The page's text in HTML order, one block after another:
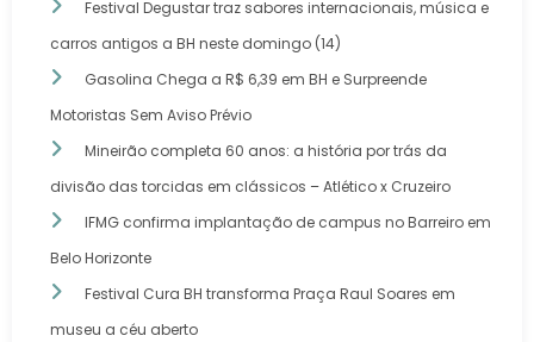
Festival Degustar traz sabores internacionais, música e
carros antigos a BH neste domingo (14)
Gasolina Chega a R$ 6,39 em BH e Surpreende
Motoristas Sem Aviso Prévio
Mineirão completa 60 anos: a história por trás da
divisão das torcidas em clássicos – Atlético x Cruzeiro
IFMG confirma implantação de campus no Barreiro em
Belo Horizonte
Festival Cura BH transforma Praça Raul Soares em
museu a céu aberto